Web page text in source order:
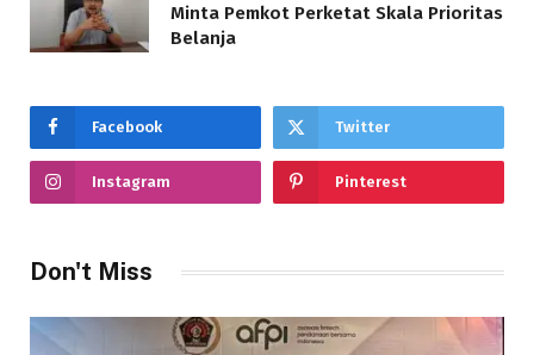
Minta Pemkot Perketat Skala Prioritas
Belanja
Facebook Twitter
Instagram Pinterest
Don't Miss